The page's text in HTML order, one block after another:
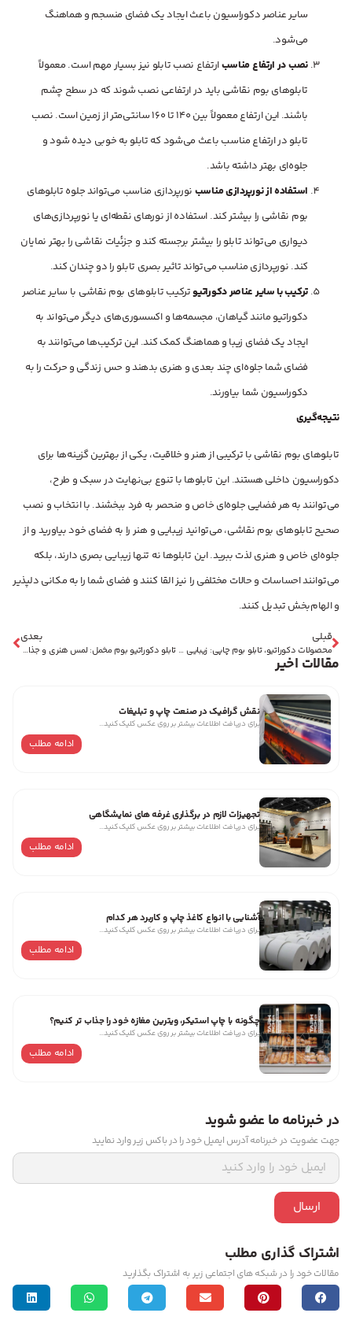
سایر عناصر دکوراسیون باعث ایجاد یک فضای منسجم و هماهنگ
می‌شود.
نصب در ارتفاع مناسبارتفاع نصب تابلو نیز بسیار مهم است. معمولاً
تابلوهای بوم نقاشی باید در ارتفاعی نصب شوند که در سطح چشم
باشند. این ارتفاع معمولاً بین 140 تا 160 سانتی‌متر از زمین است. نصب
تابلو در ارتفاع مناسب باعث می‌شود که تابلو به خوبی دیده شود و
جلوه‌ای بهتر داشته باشد.
استفاده از نورپردازی مناسب نورپردازی مناسب می‌تواند جلوه تابلوهای
بوم نقاشی را بیشتر کند. استفاده از نورهای نقطه‌ای یا نورپردازی‌های
دیواری می‌تواند تابلو را بیشتر برجسته کند و جزئیات نقاشی را بهتر نمایان
کند. نورپردازی مناسب می‌تواند تاثیر بصری تابلو را دو چندان کند.
ترکیب با سایر عناصر دکوراتیوترکیب تابلوهای بوم نقاشی با سایر عناصر
دکوراتیو مانند گیاهان، مجسمه‌ها و اکسسوری‌های دیگر می‌تواند به
ایجاد یک فضای زیبا و هماهنگ کمک کند. این ترکیب‌ها می‌توانند به
فضای شما جلوه‌ای چند بعدی و هنری بدهند و حس زندگی و حرکت را به
دکوراسیون شما بیاورند.
نتیجه‌گیری
تابلوهای بوم نقاشی با ترکیبی از هنر و خلاقیت، یکی از بهترین گزینه‌ها برای
دکوراسیون داخلی هستند. این تابلوها با تنوع بی‌نهایت در سبک و طرح،
می‌توانند به هر فضایی جلوه‌ای خاص و منحصر به فرد ببخشند. با انتخاب و نصب
صحیح تابلوهای بوم نقاشی، می‌توانید زیبایی و هنر را به فضای خود بیاورید و از
جلوه‌ای خاص و هنری لذت ببرید. این تابلوها نه تنها زیبایی بصری دارند، بلکه
می‌توانند احساسات و حالات مختلفی را نیز القا کنند و فضای شما را به مکانی دلپذیر
و الهام‌بخش تبدیل کنند.
قبلی
محصولات دکوراتیو، تابلو بوم چاپی: زیبایی و هنر در خانه شما
بعدی
تابلو دکوراتیو بوم مخمل: لمس هنری و جذابیت بی‌نظیر در دکوراسیون داخلی
مقالات اخیر
نقش گرافیک در صنعت چاپ و تبلیغات
برای دریافت اطلاعات بیشتر بر روی عکس کلیک کنید…
ادامه مطلب
تجهیزات لازم در برگذاری غرفه های نمایشگاهی
برای دریافت اطلاعات بیشتر بر روی عکس کلیک کنید…
ادامه مطلب
آشنایی با انواع کاغذ چاپ و کاربرد هر کدام
برای دریافت اطلاعات بیشتر بر روی عکس کلیک کنید…
ادامه مطلب
چگونه با چاپ استیکر، ویترین مغازه خود را جذاب‌ تر کنیم؟
برای دریافت اطلاعات بیشتر بر روی عکس کلیک کنید…
ادامه مطلب
در خبرنامه ما عضو شوید
جهت عضویت در خبرنامه آدرس ایمیل خود را در باکس زیر وارد نمایید
ارسال
اشتراک گذاری مطلب
مقالات خود را در شبکه های اجتماعی زیر به اشتراک بگذارید